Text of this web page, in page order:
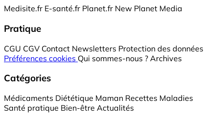
Medisite.fr E-santé.fr Planet.fr New Planet Media
Pratique
CGU CGV Contact Newsletters Protection des données
Préférences cookies Qui sommes-nous ? Archives
Catégories
Médicaments Diététique Maman Recettes Maladies
Santé pratique Bien-être Actualités